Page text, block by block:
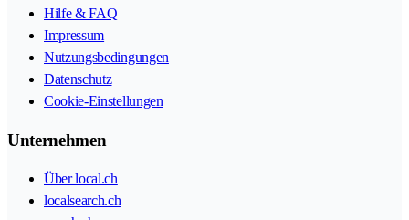
Hilfe & FAQ
Impressum
Nutzungsbedingungen
Datenschutz
Cookie-Einstellungen
Unternehmen
Über local.ch
localsearch.ch